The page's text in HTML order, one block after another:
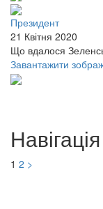
Президент
21 Квітня 2020
Що вдалося
Завантажити
1 2 >